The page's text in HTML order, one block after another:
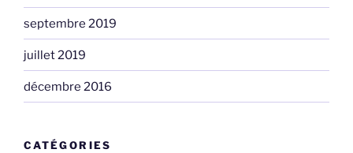
septembre 2019
juillet 2019
décembre 2016
CATÉGORIES